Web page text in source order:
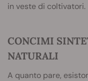
in veste di coltivatori.
CONCIMI
NATURALI
A quanto pare,